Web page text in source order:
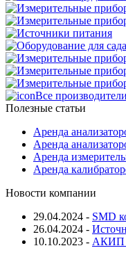
Все производители
Полезные статьи
Аренда
Аренда
Аренда
Аренда
Новости компании
29.04.2024 - SMD
26.04.2024 -
10.10.2023 - АКИП